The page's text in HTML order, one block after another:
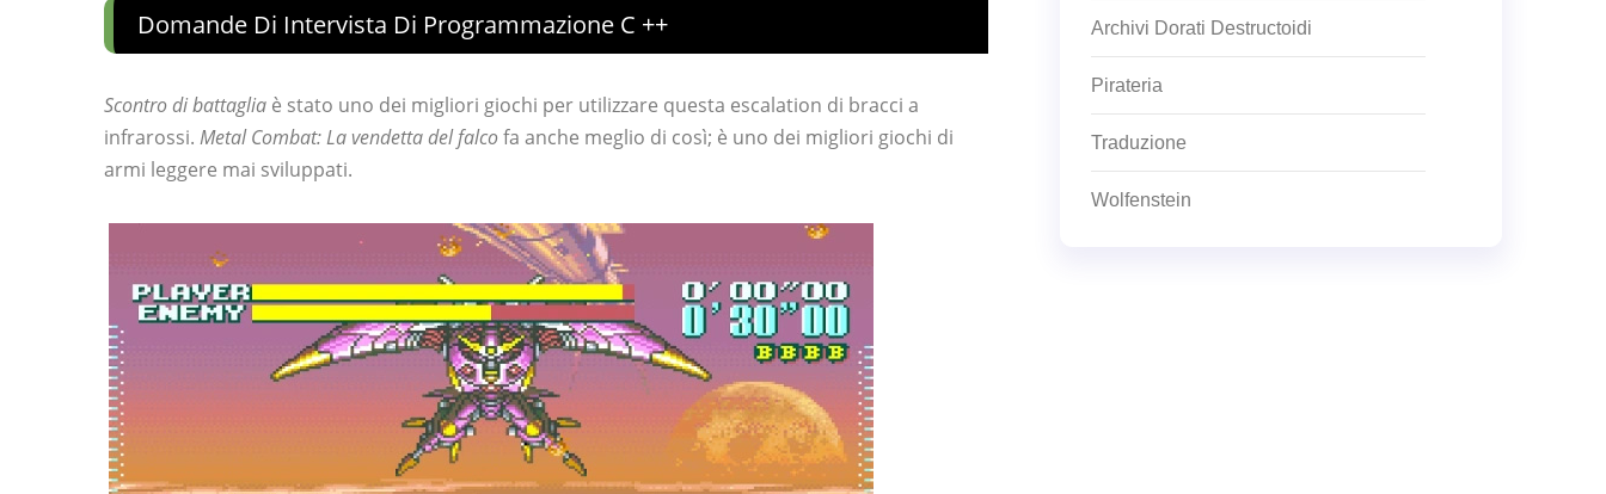
Domande Di Intervista Di Programmazione C ++
Scontro di battaglia è stato uno dei migliori giochi per utilizzare questa escalation di bracci a
infrarossi. Metal Combat: La vendetta del falcofa anche meglio di così; è uno dei migliori giochi di
armi leggere mai sviluppati.
Archivi Dorati Destructoidi
Pirateria
Traduzione
Wolfenstein